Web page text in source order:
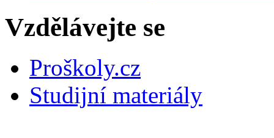
Vzdělávejte se
Proškoly.cz
Studijní materiály